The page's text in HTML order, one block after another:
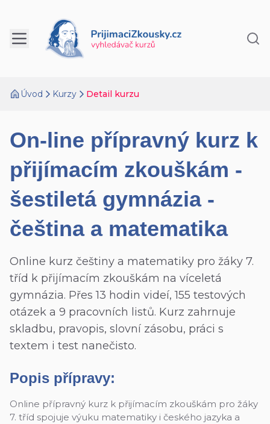
Úvod Kurzy Detail kurzu
On-line přípravný kurz k
přijímacím zkouškám -
šestiletá gymnázia -
čeština a matematika
Online kurz češtiny a matematiky pro žáky 7.
tříd k přijímacím zkouškám na víceletá
gymnázia. Přes 13 hodin videí, 155 testových
otázek a 9 pracovních listů. Kurz zahrnuje
skladbu, pravopis, slovní zásobu, práci s
textem i test nanečisto.
Popis přípravy:
Online přípravný kurz k přijímacím zkouškám pro žáky
7. tříd spojuje výuku matematiky i českého jazyka a